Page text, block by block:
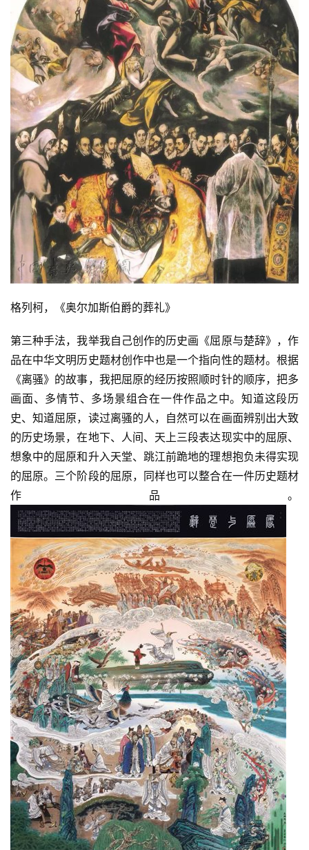
格列柯，《奥尔加斯伯爵的葬礼》
第三种手法，我举我自己创作的历史画《屈原与楚辞》，作
品在中华文明历史题材创作中也是一个指向性的题材。根据
《离骚》的故事，我把屈原的经历按照顺时针的顺序，把多
画面、多情节、多场景组合在一件作品之中。知道这段历
史、知道屈原，读过离骚的人，自然可以在画面辨别出大致
的历史场景，在地下、人间、天上三段表达现实中的屈原、
想象中的屈原和升入天堂、跳江前跪地的理想抱负未得实现
的屈原。三个阶段的屈原，同样也可以整合在一件历史题材
作品。